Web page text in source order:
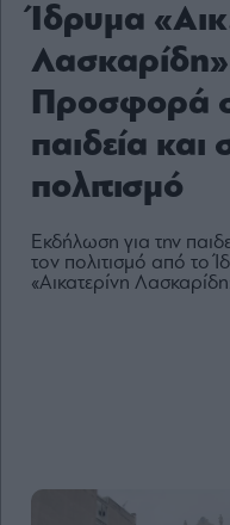
Ίδρυμα
Προσφορά
παιδεία και
πολιτισμό
Εκδήλωση για την
τον πολιτισμό από το
«Αικατερίνη